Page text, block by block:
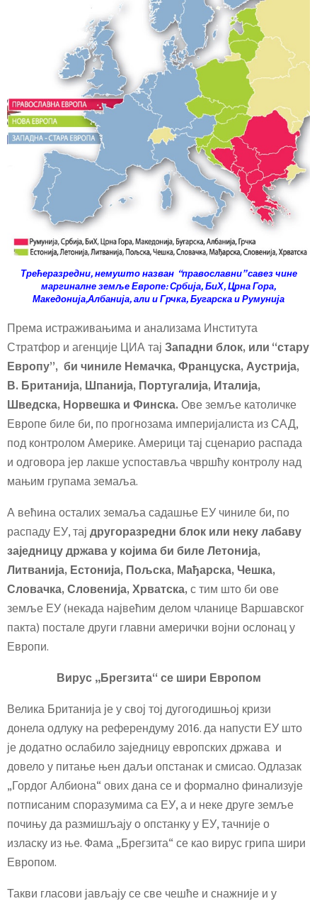
Трећеразредни, немушто назван “православни” савез чине
маргиналне земље Европе: Србија, БиХ, Црна Гора,
Македонија,Албанија, али и Грчка, Бугарска и Румунија
Према истраживањима и анализама Института
Стратфор и агенције ЦИА тајЗападни блок, или “стару
Европу”, би чиниле Немачка, Француска, Аустрија,
В. Британија, Шпанија, Португалија, Италија,
Шведска, НорвешкаиФинска.Ове земље католичке
Европе биле би, по прогнозама империјалиста из САД,
под контролом Америке. Америци тај сценарио распада
и одговора јер лакше успоставља чвршћу контролу над
мањим групама земаља.
А већина осталих земаља садашње ЕУ чиниле би, по
распаду ЕУ, тајдругоразредни блок или неку лабаву
заједницу држава у којима би билеЛетонија,
Литванија, Естонија, Пољска, Мађарска, Чешка,
Словачка, Словенија, Хрватска,с тим што би ове
земље ЕУ (некада највећим делом чланице Варшавског
пакта) постале други главни амерички војни ослонац у
Европи.
Вирус „Брегзита“ се шири Европом
Велика Британија је у свој тој дугогодишњој кризи
донела одлуку на референдуму 2016. да напусти ЕУ што
је додатно ослабило заједницу европских држава и
довело у питање њен даљи опстанак и смисао. Одлазак
„Гордог Албиона“ ових дана се и формално финализује
потписаним споразумима са ЕУ, а и неке друге земље
почињу да размишљају о опстанку у ЕУ, тачније о
изласку из ње. Фама „Брегзита“ се као вирус грипа шири
Европом.
Такви гласови јављају се све чешће и снажније и у